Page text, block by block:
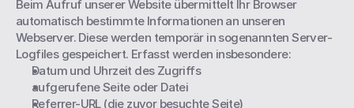
Beim Aufruf unserer Website übermittelt Ihr Browser
automatisch bestimmte Informationen an unseren
Webserver. Diese werden temporär in sogenannten Server-
Logfiles gespeichert. Erfasst werden insbesondere:
Datum und Uhrzeit des Zugriffs
aufgerufene Seite oder Datei
Referrer-URL (die zuvor besuchte Seite)